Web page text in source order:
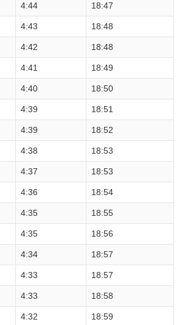
4:44 18:47
4:43 18:48
4:42 18:48
4:41 18:49
4:40 18:50
4:39 18:51
4:39 18:52
4:38 18:53
4:37 18:53
4:36 18:54
4:35 18:55
4:35 18:56
4:34 18:57
4:33 18:57
4:33 18:58
4:32 18:59